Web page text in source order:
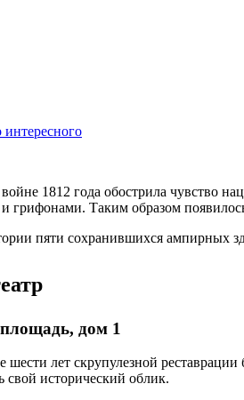
1812 года обострила чувство
грифонами. Таким образом
пяти сохранившихся ампирных
дом 1
шести лет скрупулезной
свой исторический облик.